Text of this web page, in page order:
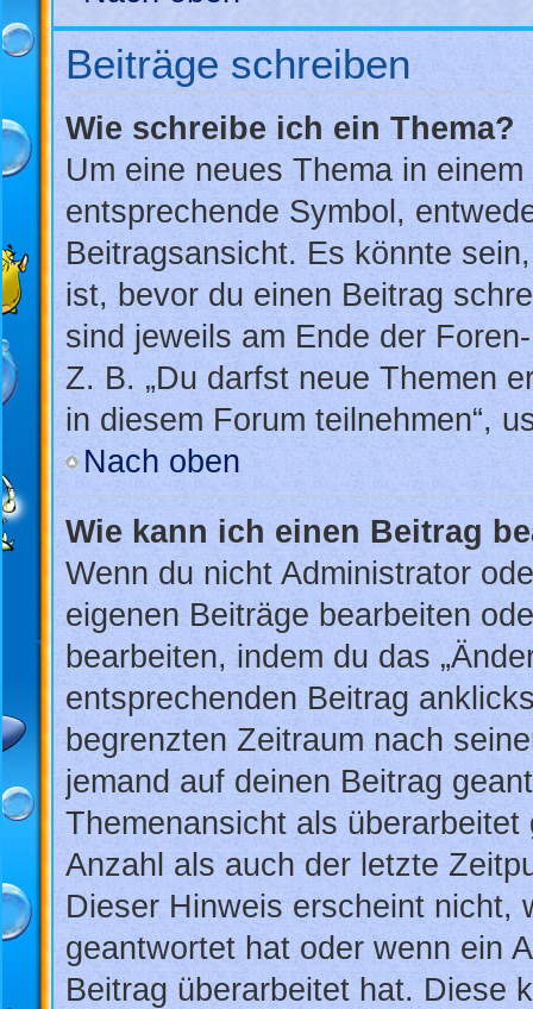
Beiträge schreiben
Wie schreibe ich ein Thema?
Um eine neues Thema in
entsprechende Symbol,
Beitragsansicht. Es könnte
ist, bevor du einen Beitrag
sind jeweils am Ende der
Z. B. „Du darfst neue Themen
in diesem Forum teilnehmen“,
Nach oben
Wie kann ich einen Beitrag
Wenn du nicht Administrator
eigenen Beiträge bearbeiten
bearbeiten, indem du das
entsprechenden Beitrag
begrenzten Zeitraum nach
jemand auf deinen Beitrag
Themenansicht als
Anzahl als auch der letzte
Dieser Hinweis erscheint nicht,
geantwortet hat oder wenn ein
Beitrag überarbeitet hat. Diese